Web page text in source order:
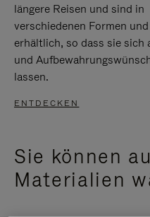
längere Reisen und sind in
verschiedenen Formen
erhältlich, so dass sie sich
und
lassen.
ENTDECKEN
Sie können
Materialien